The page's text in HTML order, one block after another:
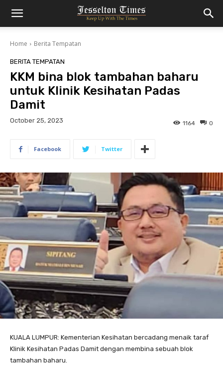
Home Berita Tempatan
BERITA TEMPATAN
KKM bina blok tambahan baharu
untuk Klinik Kesihatan Padas
Damit
October 25, 2023 0
1164
Facebook Twitter
KUALA LUMPUR: Kementerian Kesihatan bercadang menaik taraf
Klinik Kesihatan Padas Damit dengan membina sebuah blok
tambahan baharu.